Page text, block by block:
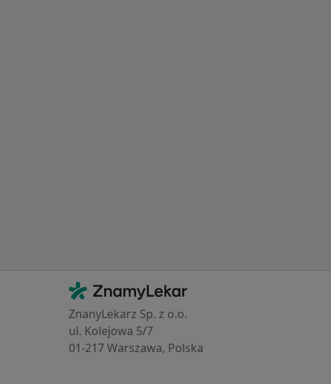
Kontakt
ZnamyLekar - Hlavní stránka
ZnanyLekarz Sp. z o.o.
ul. Kolejowa 5/7
01-217 Warszawa, Polska